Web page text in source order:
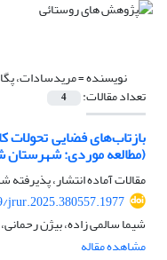
نویسنده =مریدسادات،
تعداد مقالات: 4
بازتاب‌های فضایی تحولات
(مطالعه موردی:
مقالات آماده انتشار، پذیرفته
jrur.2025.380557.1977
شیما سالمی زاده، بیژن
مشاهده مقاله